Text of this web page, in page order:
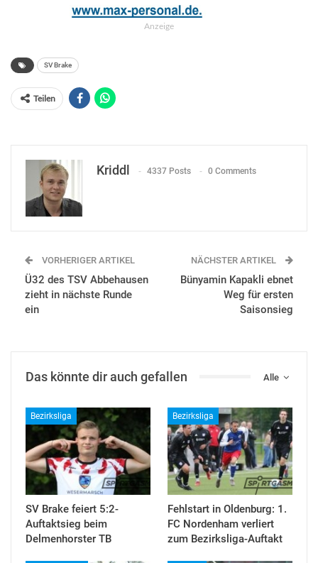
Anzeige
SV Brake
Teilen
Kriddl 4337 Posts 0 Comments
VORHERIGER ARTIKEL
Ü32 des TSV Abbehausen
zieht in nächste Runde
ein
NÄCHSTER ARTIKEL
Bünyamin Kapakli ebnet
Weg für ersten
Saisonsieg
Alle
Das könnte dir auch gefallen
Bezirksliga
SV Brake feiert 5:2-
Auftaktsieg beim
Delmenhorster TB
Bezirksliga
Fehlstart in Oldenburg: 1.
FC Nordenham verliert
zum Bezirksliga-Auftakt